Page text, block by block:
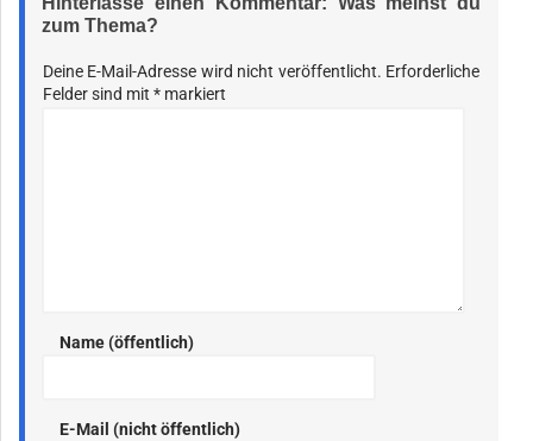
zum Thema?
Deine E-Mail-Adresse wird nicht veröffentlicht. Erforderliche
Felder sind mit * markiert
Name (öffentlich)
E-Mail (nicht öffentlich)